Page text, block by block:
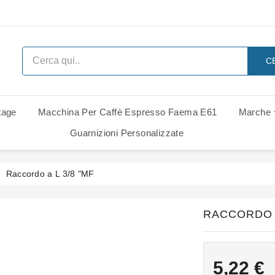
Macchina Per Caffè Espresso Faema E61 Marche
Guarnizioni Personalizzate
Raccordo a L 3/8 "MF
5,22 €